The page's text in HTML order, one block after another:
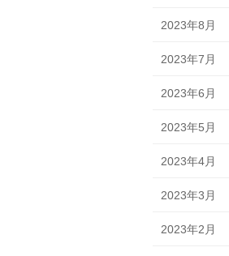
2023年8月
2023年7月
2023年6月
2023年5月
2023年4月
2023年3月
2023年2月